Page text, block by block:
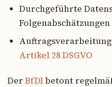
Durchgeführte
Folgenabschätzungen
Artikel 28 DSGVO
Der BfDIbetont